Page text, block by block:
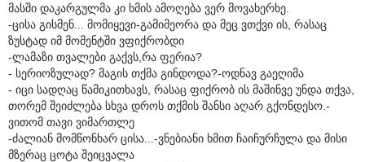
მასში დაკარგულმა კი ხმის ამოღება ვერ მოვახერხე.
-ცისა გისმენ... მომიყევი-გამიმეორა და მეც ვთქვი ის, რასაც
ზუსტად იმ მომენტში ვფიქრობდი
-ლამაზი თვალები გაქვს,რა ფერია?
- სერიოზულად? მაგის თქმა გინდოდა?-ოდნავ გაეღიმა
- იცი სადღაც წამიკითხავს, რასაც ფიქრობ ის მაშინვე უნდა თქვა,
თორემ შეიძლება სხვა დროს თქმის შანსი აღარ გქონდესო.-
ვითომ თავი ვიმართლე
-ძალიან მომწონხარ ცისა...-ვნებიანი ხმით ჩაიჩურჩულა და მისი
მზერაც ცოტა შეიცვალა